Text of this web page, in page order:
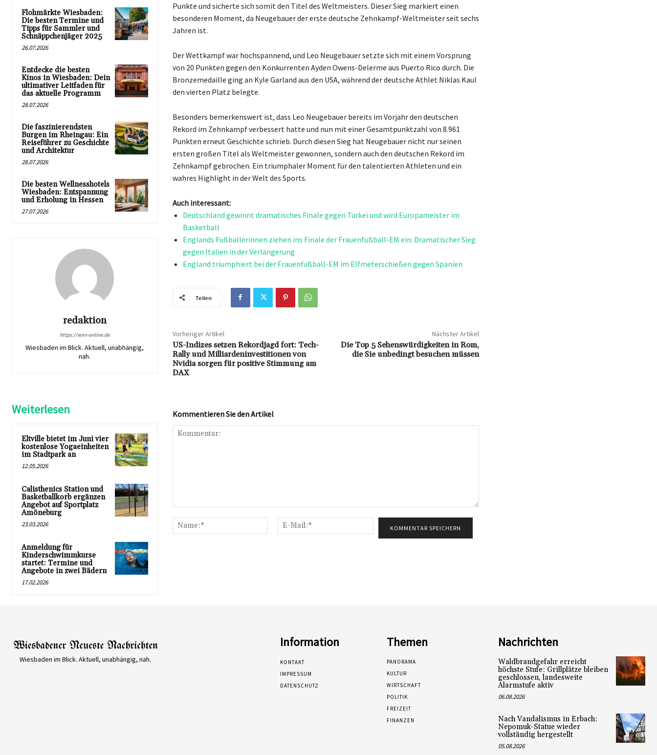
Flohmärkte Wiesbaden:
Die besten Termine und
Tipps für Sammler und
Schnäppchenjäger 2025
26.07.2026
Entdecke die besten
Kinos in Wiesbaden: Dein
ultimativer Leitfaden für
das aktuelle Programm
28.07.2026
Die faszinierendsten
Burgen im Rheingau: Ein
Reiseführer zu Geschichte
und Architektur
28.07.2026
Die besten Wellnesshotels
Wiesbaden: Entspannung
und Erholung in Hessen
27.07.2026
redaktion
https://wnn-online.de
Wiesbaden im Blick. Aktuell, unabhängig,
nah.
Punkte und sicherte sich somit den Titel des Weltmeisters. Dieser Sieg markiert einen
besonderen Moment, da Neugebauer der erste deutsche Zehnkampf-Weltmeister seit sechs
Jahren ist.
Der Wettkampf war hochspannend, und Leo Neugebauer setzte sich mit einem Vorsprung
von 20 Punkten gegen den Konkurrenten Ayden Owens-Delerme aus Puerto Rico durch. Die
Bronzemedaille ging an Kyle Garland aus den USA, während der deutsche Athlet Niklas Kaul
den vierten Platz belegte.
Besonders bemerkenswert ist, dass Leo Neugebauer bereits im Vorjahr den deutschen
Rekord im Zehnkampf verbessert hatte und nun mit einer Gesamtpunktzahl von 8.961
Punkten erneut Geschichte schrieb. Durch diesen Sieg hat Neugebauer nicht nur seinen
ersten großen Titel als Weltmeister gewonnen, sondern auch den deutschen Rekord im
Zehnkampf gebrochen. Ein triumphaler Moment für den talentierten Athleten und ein
wahres Highlight in der Welt des Sports.
Auch interessant:
Deutschland gewinnt dramatisches Finale gegen Türkei und wird Europameister im
Basketball
Englands Fußballerinnen ziehen ins Finale der Frauenfußball-EM ein: Dramatischer Sieg
gegen Italien in der Verlängerung
England triumphiert bei der Frauenfußball-EM im Elfmeterschießen gegen Spanien
Teilen
Vorheriger Artikel
US-Indizes setzen Rekordjagd fort: Tech-
Rally und Milliardeninvestitionen von
Nvidia sorgen für positive Stimmung am
DAX
Nächster Artikel
Die Top 5 Sehenswürdigkeiten in Rom,
die Sie unbedingt besuchen müssen
Weiterlesen
Eltville bietet im Juni vier
kostenlose Yogaeinheiten
im Stadtpark an
12.05.2026
Calisthenics Station und
Basketballkorb ergänzen
Angebot auf Sportplatz
Amöneburg
23.03.2026
Anmeldung für
Kinderschwimmkurse
startet: Termine und
Angebote in zwei Bädern
17.02.2026
Kommentieren Sie den Artikel
Name:*
Mail:*
Wiesbaden im Blick. Aktuell, unabhängig, nah.
Information
KONTAKT
IMPRESSUM
DATENSCHUTZ
Themen
PANORAMA
KULTUR
WIRTSCHAFT
POLITIK
FREIZEIT
FINANZEN
Nachrichten
Waldbrandgefahr erreicht
höchste Stufe: Grillplätze bleiben
geschlossen, landesweite
Alarmstufe aktiv
06.08.2026
Nach Vandalismus in Erbach:
Nepomuk-Statue wieder
vollständig hergestellt
05.08.2026